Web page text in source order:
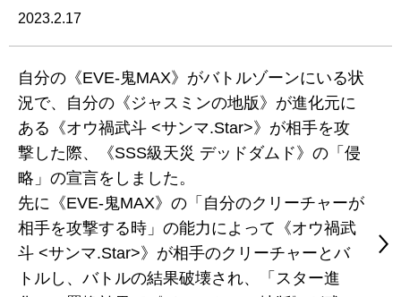
2023.2.17
自分の《EVE-鬼MAX》がバトルゾーンにいる状
況で、自分の《ジャスミンの地版》が進化元に
ある《オウ禍武斗 <サンマ.Star>》が相手を攻
撃した際、《SSS級天災 デッドダムド》の「侵
略」の宣言をしました。
先に《EVE-鬼MAX》の「自分のクリーチャーが
相手を攻撃する時」の能力によって《オウ禍武
斗 <サンマ.Star>》が相手のクリーチャーとバ
トルし、バトルの結果破壊され、「スター進